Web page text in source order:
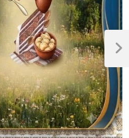
Next
Post